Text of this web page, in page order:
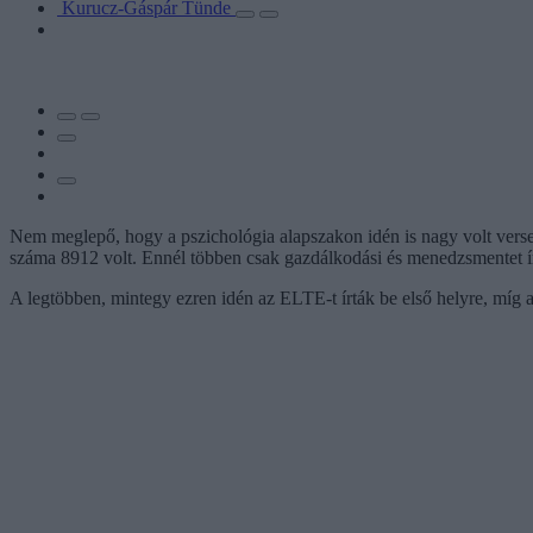
Kurucz-Gáspár Tünde
Nem meglepő, hogy a pszichológia alapszakon idén is nagy volt
száma 8912 volt. Ennél többen csak gazdálkodási és menedzsmentet
A legtöbben, mintegy ezren idén az ELTE-t írták be első helyre,